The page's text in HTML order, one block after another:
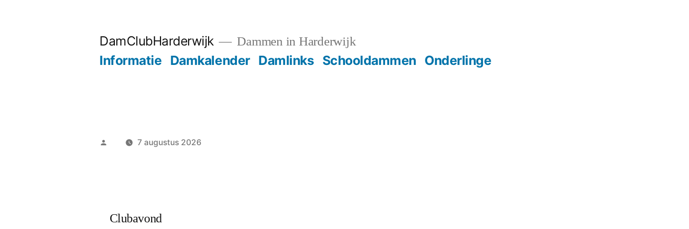
DamClubHarderwijk Dammen in Harderwijk
Informatie Damkalender Damlinks Schooldammen Onderlinge
Geplaatst7 augustus 2026
Clubavond